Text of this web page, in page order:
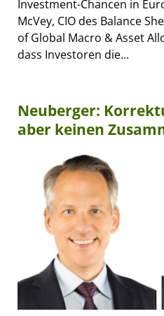
Investment-Chancen in
McVey, CIO des Balance
of Global Macro & Asset
dass Investoren die...
Neuberger:
aber keinen